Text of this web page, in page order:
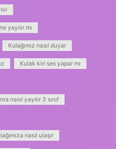
yayılır mı
Kulağımız nasıl duyar
Kulak kiri ses yapar mı
nasıl yayılır 3 sınıf
nasıl ulaşır